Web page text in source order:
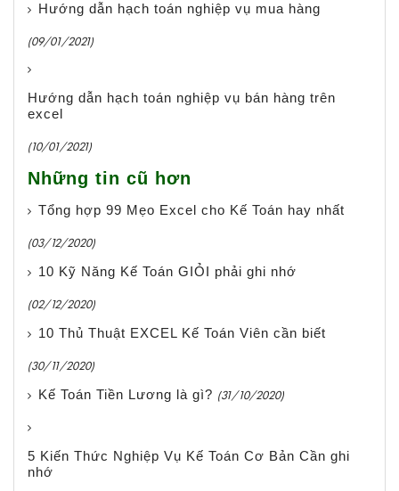
Hướng dẫn hạch toán nghiệp vụ mua hàng
(09/01/2021)
Hướng dẫn hạch toán nghiệp vụ bán hàng trên
excel
(10/01/2021)
Những tin cũ hơn
Tổng hợp 99 Mẹo Excel cho Kế Toán hay nhất
(03/12/2020)
10 Kỹ Năng Kế Toán GIỎI phải ghi nhớ
(02/12/2020)
10 Thủ Thuật EXCEL Kế Toán Viên cần biết
(30/11/2020)
Kế Toán Tiền Lương là gì? (31/10/2020)
5 Kiến Thức Nghiệp Vụ Kế Toán Cơ Bản Cần ghi
nhớ